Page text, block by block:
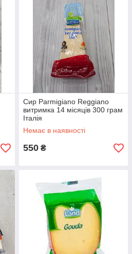
Сир Parmigiano Reggiano
витримка 14 місяців 300 грам
Італія
Немає в наявності
550 ₴